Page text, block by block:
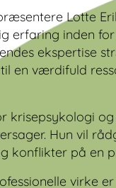
Lotte
erfaring inden
ekspertise
en værdifuld
krisepsykologi
Hun vil
konflikter på en
virke